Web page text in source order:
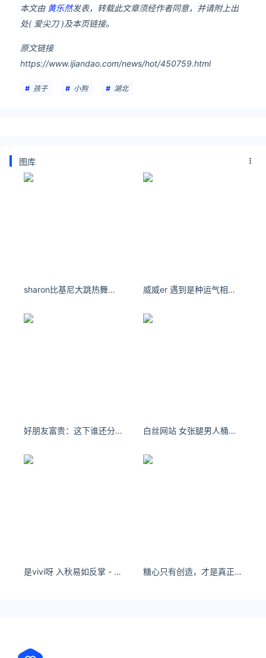
本文由 黄乐然发表，转载此文章须经作者同意，并请附上出
处( 爱尖刀 )及本页链接。
原文链接
https://www.ijiandao.com/news/hot/450759.html
孩子 小狗 湖北
图库
sharon比基尼大跳热舞，弯腰靠近镜头网全暴动 威威er 遇到是种运气相爱是种魔力
好朋友富贵：这下谁还分得清是闺蜜还是小妈啊…… 白丝网站 女张腿男人桶羞羞漫画 我不需要任何人的关心，我是无敌的。
是vivi呀 入秋易如反掌 - 小红书 糖心只有创造，才是真正的享受，只有拚搏，才是充实的生活。